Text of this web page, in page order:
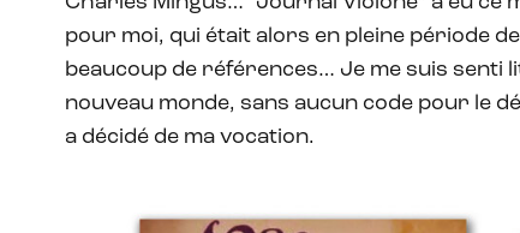
pour moi, qui était alors en pleine période
beaucoup de références… Je me suis
nouveau monde, sans aucun code pour le
a décidé de ma vocation.